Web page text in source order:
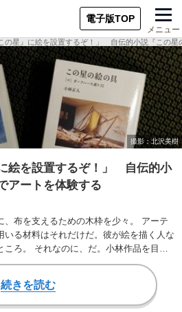
電子版TOP
メニュー
の星』に絵を設置するぞ！」 自伝的小説『この星
絵を設置するぞ！」 自伝的小
アートを体験する
、布を支えるための木枠を少々。 アーテ
いる材料はそれだけだ。彼が絵を描く人な
ころ。 それなのに、だ。小林作品を目の
続きを読む